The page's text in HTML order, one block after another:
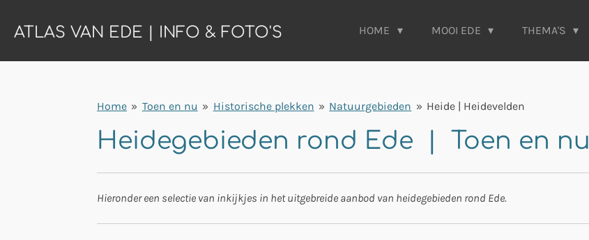
direct
de
ATLAS VAN EDE | INFO & FOTO'S HOME MOOI EDE THEMA'S
Home » Toen en nu » Historische plekken » Natuurgebieden » Heide | Heidevelden
Heidegebieden rond Ede | Toen en nu
Hieronder een selectie van inkijkjes in het uitgebreide aanbod van heidegebieden rond Ede.